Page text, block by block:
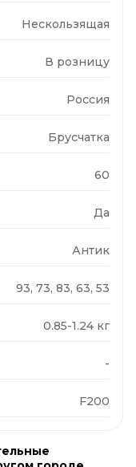
Нескользящая
В розницу
Россия
Брусчатка
60
Да
Антик
93, 73, 83, 63, 53
0.85-1.24 кг
-
F200